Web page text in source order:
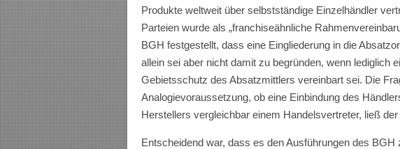
Produkte weltweit über selbstständige Einzelhändler
Parteien wurde als „franchiseähnliche
BGH festgestellt, dass eine Eingliederung in die
allein sei aber nicht damit zu begründen, wenn lediglich
Gebietsschutz des Absatzmittlers vereinbart sei. Die
Analogievoraussetzung, ob eine Einbindung des
Herstellers vergleichbar einem Handelsvertreter, ließ
Entscheidend war, dass es den Ausführungen des BGH